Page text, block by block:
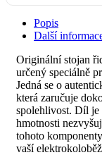
Popis
Další
Originální stojan
určený speciálně
Jedná se o
která zaručuje
spolehlivost. Díl je
hmotnosti
tohoto
vaší